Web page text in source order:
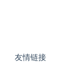
友情链接